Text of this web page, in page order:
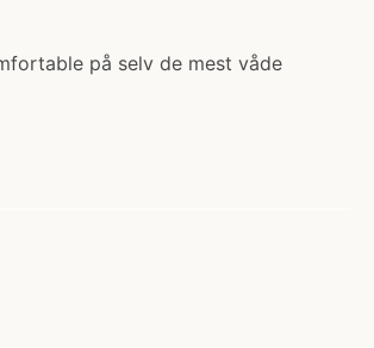
på selv de mest våde